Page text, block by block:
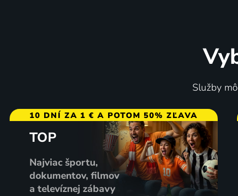
Místo
2 diely
Služby
10 DNÍ ZA 1 € A POTOM 50% ZĽAVA
TOP
Najviac športu,
dokumentov, filmov
a televíznej zábavy